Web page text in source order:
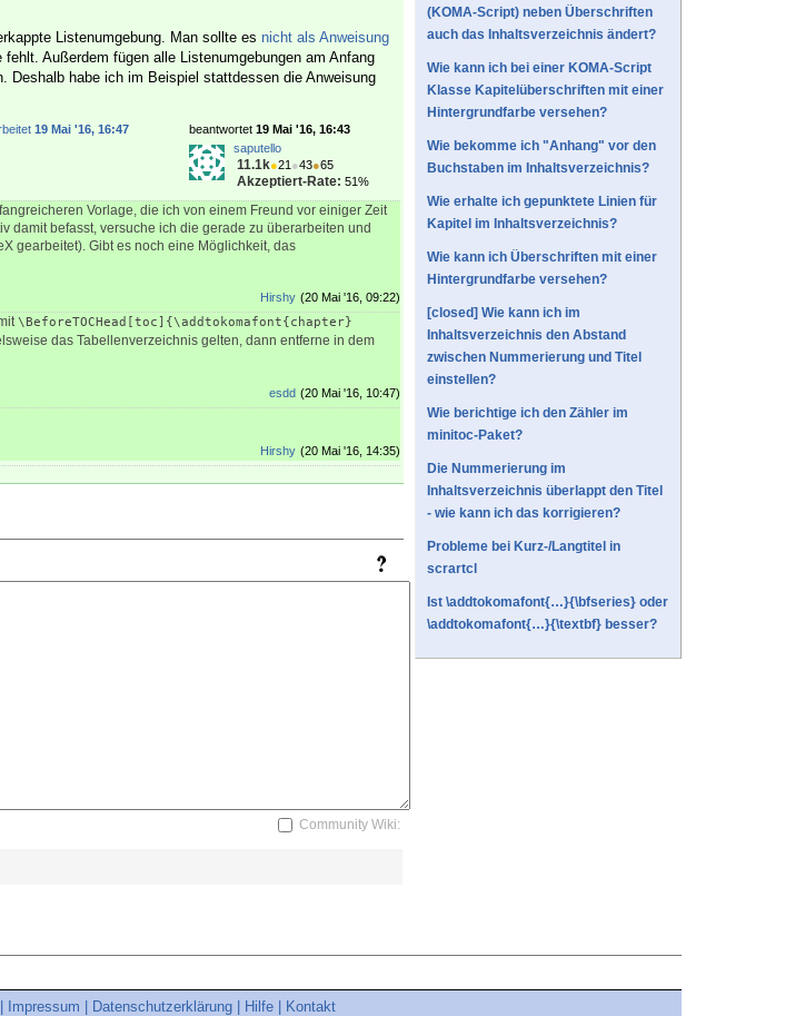
Listenumgebung. Man sollte es nicht als Anweisung
Außerdem fügen alle Listenumgebungen am Anfang
Deshalb habe ich im Beispiel stattdessen die Anweisung
beantwortet 19 Mai '16, 16:43
saputello
11.1k●21 ●43●65
Akzeptiert-Rate: 51%
19 Mai '16, 16:47
Vorlage, die ich von einem Freund vor einiger Zeit
damit befasst, versuche ich die gerade zu überarbeiten und
gearbeitet). Gibt es noch eine Möglichkeit, das
(20 Mai '16, 09:22)
Hirshy
\BeforeTOCHead[toc]{\addtokomafont{chapter}
das Tabellenverzeichnis gelten, dann entferne in dem
(20 Mai '16, 10:47)
esdd
(20 Mai '16, 14:35)
Hirshy
Community Wiki:
(KOMA-Script) neben Überschriften
auch das Inhaltsverzeichnis ändert?
Wie kann ich bei einer KOMA-Script
Klasse Kapitelüberschriften mit einer
Hintergrundfarbe versehen?
Wie bekomme ich "Anhang" vor den
Buchstaben im Inhaltsverzeichnis?
Wie erhalte ich gepunktete Linien für
Kapitel im Inhaltsverzeichnis?
Wie kann ich Überschriften mit einer
Hintergrundfarbe versehen?
[closed] Wie kann ich im
Inhaltsverzeichnis den Abstand
zwischen Nummerierung und Titel
einstellen?
Wie berichtige ich den Zähler im
minitoc-Paket?
Die Nummerierung im
Inhaltsverzeichnis überlappt den Titel
- wie kann ich das korrigieren?
Probleme bei Kurz-/Langtitel in
scrartcl
Ist \addtokomafont{…}{\bfseries} oder
\addtokomafont{…}{\textbf} besser?
Impressum Datenschutzerklärung Hilfe Kontakt